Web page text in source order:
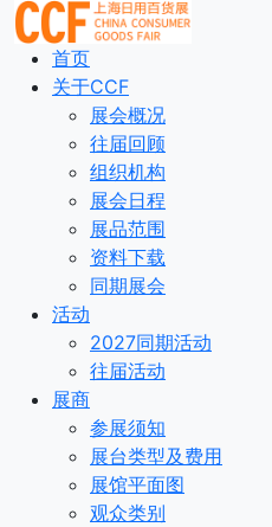
首页
关于CCF
展会概况
往届回顾
组织机构
展会日程
展品范围
资料下载
同期展会
活动
2027同期活动
往届活动
展商
参展须知
展台类型及费用
展馆平面图
观众类别